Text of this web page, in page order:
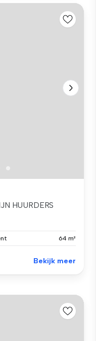
HUURDERS
64 m²
Bekijk meer